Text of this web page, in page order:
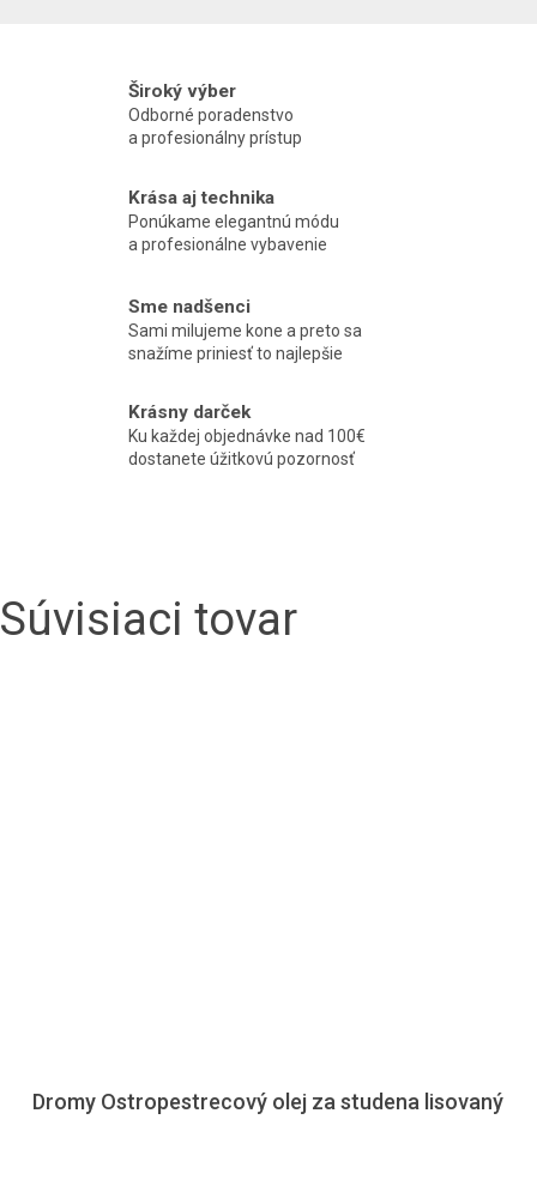
Široký výber
Odborné poradenstvo
a profesionálny prístup
Krása aj technika
Ponúkame elegantnú módu
a profesionálne vybavenie
Sme nadšenci
Sami milujeme kone a preto sa
snažíme priniesť to najlepšie
Krásny darček
Ku každej objednávke nad 100€
dostanete úžitkovú pozornosť
Súvisiaci tovar
Dromy Ostropestrecový olej za studena lisovaný